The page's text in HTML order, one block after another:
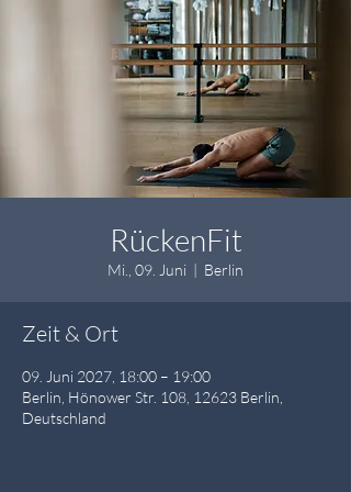
RückenFit
Mi., 09. Juni
  |
Berlin
Zeit & Ort
09. Juni 2027, 18:00 – 19:00
Berlin, Hönower Str. 108, 12623 Berlin,
Deutschland